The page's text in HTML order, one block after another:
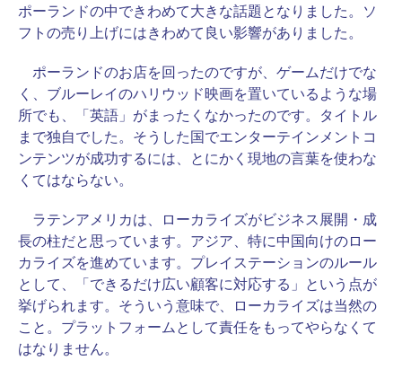
ポーランドの中できわめて大きな話題となりました。ソ
フトの売り上げにはきわめて良い影響がありました。
ポーランドのお店を回ったのですが、ゲームだけでな
く、ブルーレイのハリウッド映画を置いているような場
所でも、「英語」がまったくなかったのです。タイトル
まで独自でした。そうした国でエンターテインメントコ
ンテンツが成功するには、とにかく現地の言葉を使わな
くてはならない。
ラテンアメリカは、ローカライズがビジネス展開・成
長の柱だと思っています。アジア、特に中国向けのロー
カライズを進めています。プレイステーションのルール
として、「できるだけ広い顧客に対応する」という点が
挙げられます。そういう意味で、ローカライズは当然の
こと。プラットフォームとして責任をもってやらなくて
はなりません。